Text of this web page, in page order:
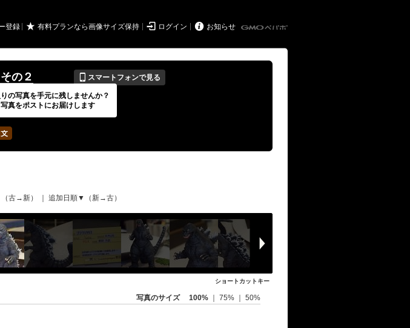
登録 ★ 有料プランなら画像サイズ保持  ログイン  お知らせ
の２ 📱 スマートフォンで見る
ベントの期間
---
古→新） 追加日順▼（新→古）
ショートカットキー
写真のサイズ 100% 75% 50%
の写真を手元に残しませんか？
真をポストにお届けします